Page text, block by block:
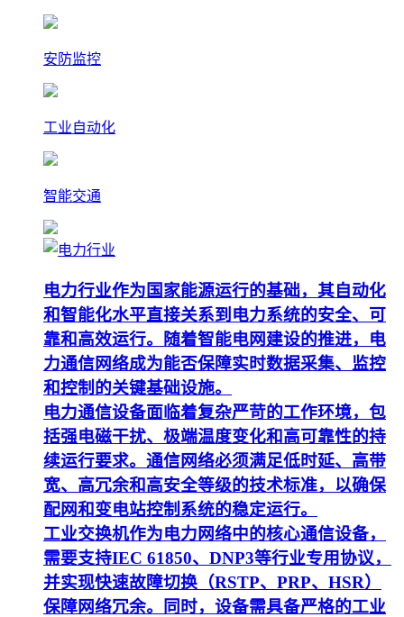
安防监控
工业自动化
智能交通
电力行业作为国家能源运行的基础，其自动化
和智能化水平直接关系到电力系统的安全、可
靠和高效运行。随着智能电网建设的推进，电
力通信网络成为能否保障实时数据采集、监控
和控制的关键基础设施。
电力通信设备面临着复杂严苛的工作环境，包
括强电磁干扰、极端温度变化和高可靠性的持
续运行要求。通信网络必须满足低时延、高带
宽、高冗余和高安全等级的技术标准，以确保
配网和变电站控制系统的稳定运行。
工业交换机作为电力网络中的核心通信设备，
需要支持IEC 61850、DNP3等行业专用协议，
并实现快速故障切换（RSTP、PRP、HSR）
保障网络冗余。同时，设备需具备严格的工业